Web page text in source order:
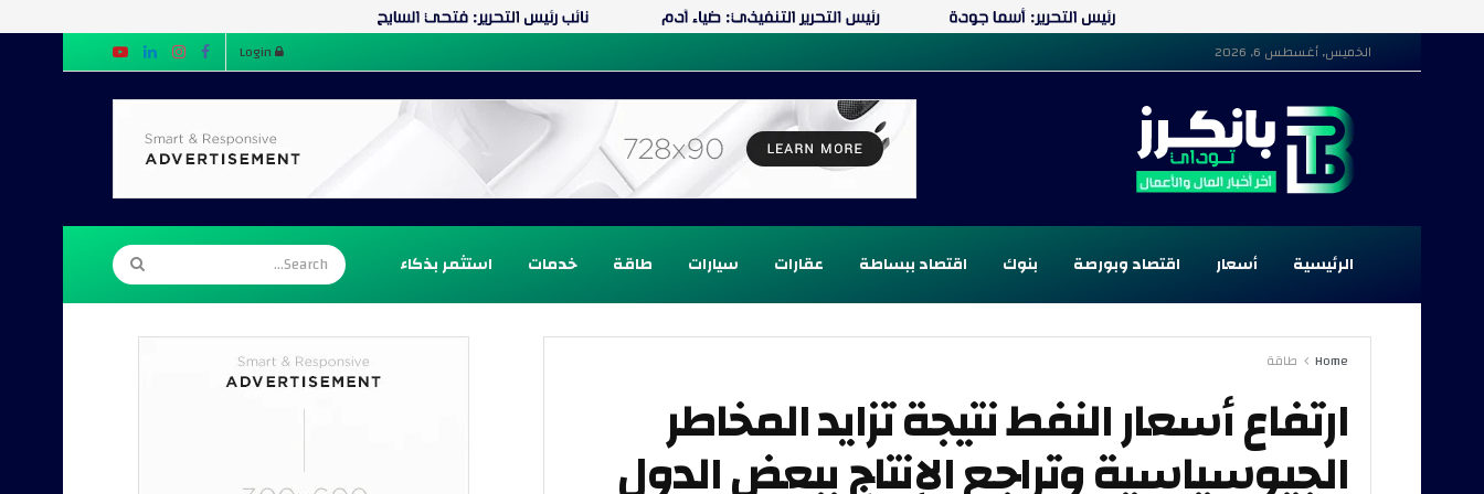
الخميس, أغسطس 6, 2026
الرئيسية أسعار اقتصاد وبورصة بنوك اقتصاد ببساطة عقارات سيارات طاقة خدمات استثمر بذكاء
Home طاقة
ارتفاع أسعار النفط نتيجة تزايد المخاطر
الجيوسياسية وتراجع الإنتاج ببعض الدول